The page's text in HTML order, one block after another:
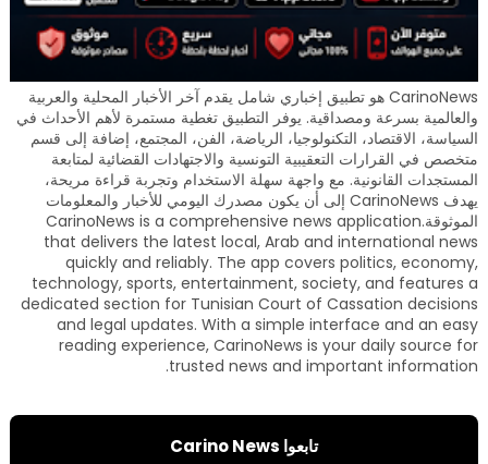
CarinoNews هو تطبيق إخباري شامل يقدم آخر الأخبار المحلية والعربية
والعالمية بسرعة ومصداقية. يوفر التطبيق تغطية مستمرة لأهم الأحداث في
السياسة، الاقتصاد، التكنولوجيا، الرياضة، الفن، المجتمع، إضافة إلى قسم
متخصص في القرارات التعقيبية التونسية والاجتهادات القضائية لمتابعة
المستجدات القانونية. مع واجهة سهلة الاستخدام وتجربة قراءة مريحة،
يهدف CarinoNews إلى أن يكون مصدرك اليومي للأخبار والمعلومات
الموثوقة.CarinoNews is a comprehensive news application
that delivers the latest local, Arab and international news
quickly and reliably. The app covers politics, economy,
technology, sports, entertainment, society, and features a
dedicated section for Tunisian Court of Cassation decisions
and legal updates. With a simple interface and an easy
reading experience, CarinoNews is your daily source for
trusted news and important information.
تابعوا Carino News